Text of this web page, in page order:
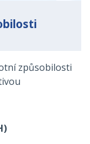
způsobilosti